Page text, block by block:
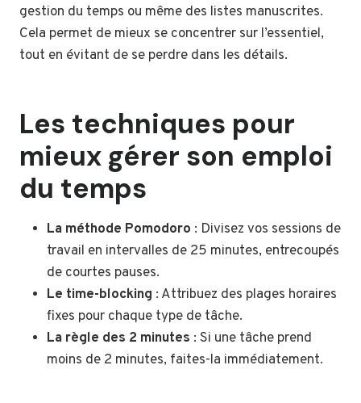
gestion du temps ou même des listes manuscrites.
Cela permet de mieux se concentrer sur l’essentiel,
tout en évitant de se perdre dans les détails.
Les techniques pour
mieux gérer son emploi
du temps
La méthode Pomodoro : Divisez vos sessions de
travail en intervalles de 25 minutes, entrecoupés
de courtes pauses.
Le time-blocking : Attribuez des plages horaires
fixes pour chaque type de tâche.
La règle des 2 minutes : Si une tâche prend
moins de 2 minutes, faites-la immédiatement.